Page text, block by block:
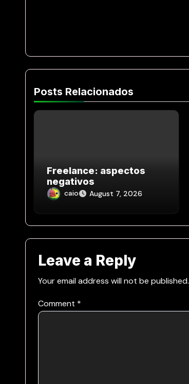
Posts Relacionados
Freelance: aspectos
negativos
caio August 7, 2026
Leave a Reply
Your email address will not be published.
Comment *